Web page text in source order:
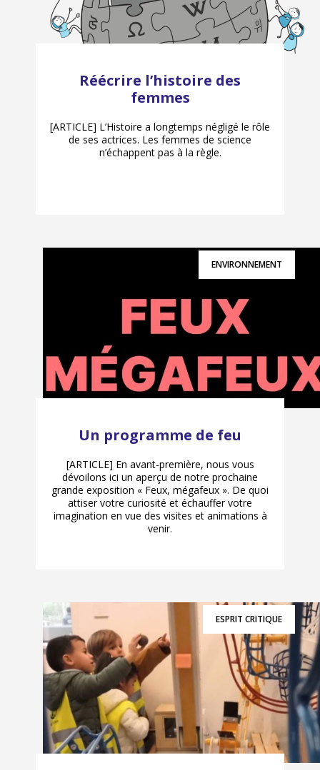
Réécrire l’histoire des
femmes
[ARTICLE] L’Histoire a longtemps négligé le rôle
de ses actrices. Les femmes de science
n’échappent pas à la règle.
ENVIRONNEMENT
Un programme de feu
[ARTICLE] En avant-première, nous vous
dévoilons ici un aperçu de notre prochaine
grande exposition « Feux, mégafeux ». De quoi
attiser votre curiosité et échauffer votre
imagination en vue des visites et animations à
venir.
ESPRIT CRITIQUE